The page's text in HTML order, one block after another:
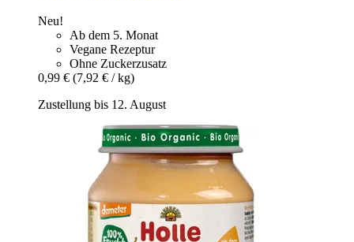
Neu!
Ab dem 5. Monat
Vegane Rezeptur
Ohne Zuckerzusatz
0,99 € (7,92 € / kg)
Zustellung bis 12. August